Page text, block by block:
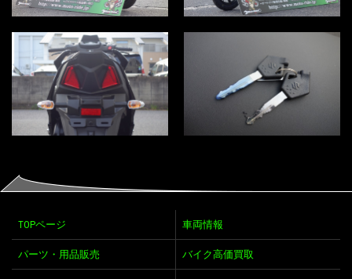
TOPページ 車両情報
パーツ・用品販売 バイク高価買取